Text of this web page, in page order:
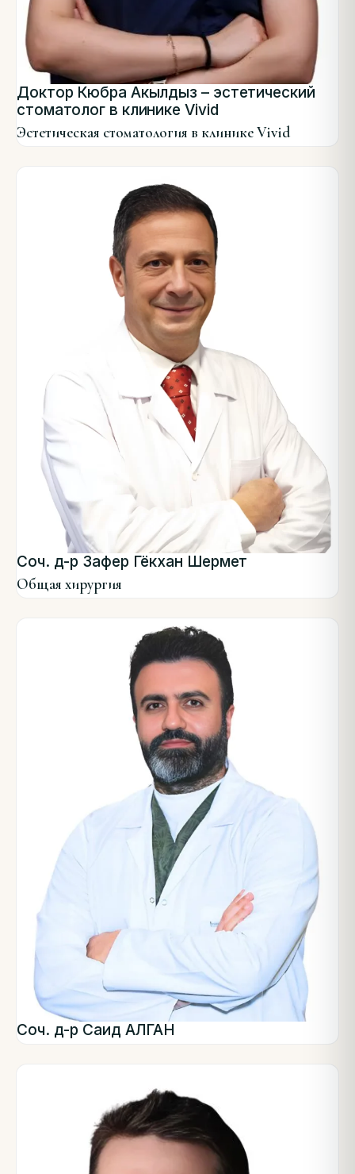
Доктор Кюбра Акылдыз – эстетический
стоматолог в клинике Vivid
Эстетическая стоматология в клинике Vivid
Соч. д-р Зафер Гёкхан Шермет
Общая хирургия
Соч. д-р Саид АЛГАН